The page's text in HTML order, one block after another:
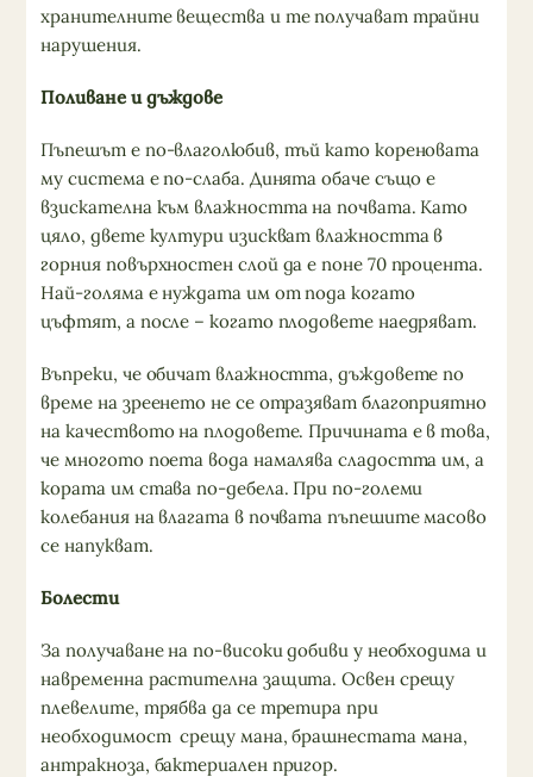
хранителните вещества и те получават трайни
нарушения.
Поливане и дъждове
Пъпешът е по-влаголюбив, тъй като кореновата
му система е по-слаба. Динята обаче също е
взискателна към влажността на почвата. Като
цяло, двете култури изискват влажността в
горния повърхностен слой да е поне 70 процента.
Най-голяма е нуждата им от пода когато
цъфтят, а после – когато плодовете наедряват.
Въпреки, че обичат влажността, дъждовете по
време на зреенето не се отразяват благоприятно
на качеството на плодовете. Причината е в това,
че многото поета вода намалява сладостта им, а
кората им става по-дебела. При по-големи
колебания на влагата в почвата пъпешите масово
се напукват.
Болести
За получаване на по-високи добиви у необходима и
навременна растителна защита. Освен срещу
плевелите, трябва да се третира при
необходимост срещу мана, брашнестата мана,
антракноза, бактериален пригор.